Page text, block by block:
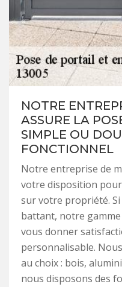
NOTRE
ASSURE LA
SIMPLE OU
FONCTIONNEL
Notre entreprise de
votre disposition
sur votre propriété.
battant, notre
vous donner
personnalisable.
au choix : bois,
nous disposons des